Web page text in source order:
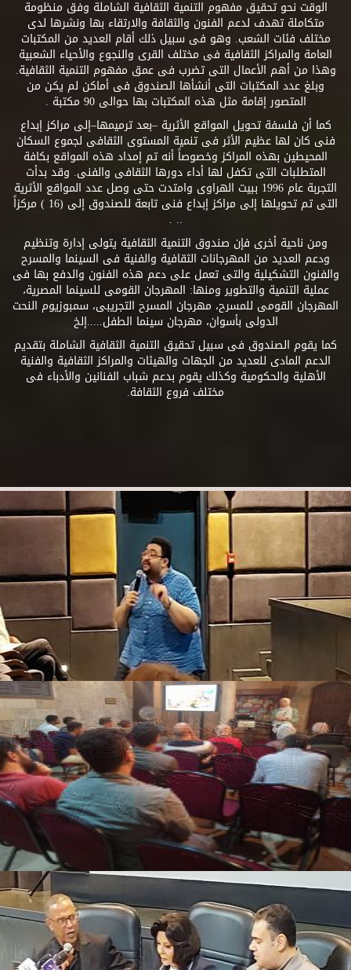
الوقت نحو تحقيق مفهوم التنمية الثقافية الشاملة وفق منظومة
متكاملة تهدف لدعم الفنون والثقافة والارتقاء بها ونشرها لدى
مختلف فئات الشعب. وهو فى سبيل ذلك أقام العديد من المكتبات
العامة والمراكز الثقافية فى مختلف القرى والنجوع والأحياء الشعبية
وهذا من أهم الأعمال التى تضرب فى عمق مفهوم التنمية الثقافية.
وبلغ عدد المكتبات التى أنشأها الصندوق فى أماكن لم يكن من
المتصور إقامة مثل هذه المكتبات بها حوالى 90 مكتبة .
كما أن فلسفة تحويل المواقع الأثرية –بعد ترميمها–إلى مراكز إبداع
فنى كان لها عظيم الأثر فى تنمية المستوى الثقافى لجموع السكان
المحيطين بهذه المراكز وخصوصاً أنه تم إمداد هذه المواقع بكافة
المتطلبات التى تكفل لها أداء دورها الثقافى والفنى. وقد بدأت
التجربة عام 1996 ببيت الهراوى وامتدت حتى وصل عدد المواقع الأثرية
التى تم تحويلها إلى مراكز إبداع فنى تابعة للصندوق إلى (16 ) مركزاً
.. .
ومن ناحية أخرى فإن صندوق التنمية الثقافية يتولى إدارة وتنظيم
ودعم العديد من المهرجانات الثقافية والفنية فى السينما والمسرح
والفنون التشكيلية والتى تعمل على دعم هذه الفنون والدفع بها فى
عملية التنمية والتطوير ومنها: المهرجان القومى للسينما المصرية،
المهرجان القومى للمسرح، مهرجان المسرح التجريبى، سمبوزيوم النحت
الدولى بأسوان، مهرجان سينما الطفل.....إلخ
كما يقوم الصندوق فى سبيل تحقيق التنمية الثقافية الشاملة بتقديم
الدعم المادى للعديد من الجهات والهيئات والمراكز الثقافية والفنية
الأهلية والحكومية وكذلك يقوم بدعم شباب الفنانين والأدباء فى
مختلف فروع الثقافة.